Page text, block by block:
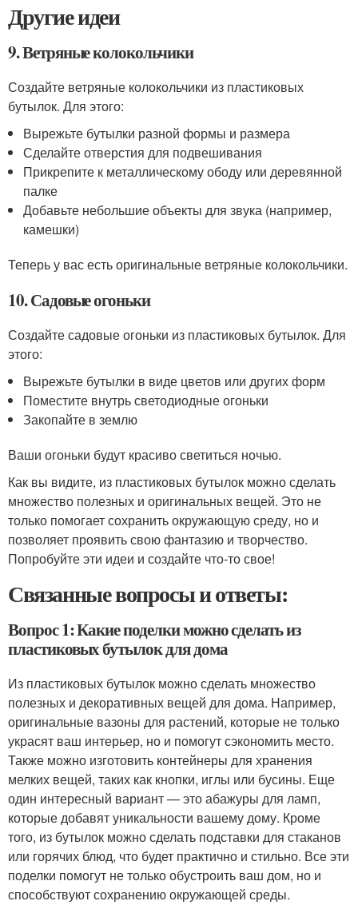
Другие идеи
9. Ветряные колокольчики
Создайте ветряные колокольчики из пластиковых
бутылок. Для этого:
Вырежьте бутылки разной формы и размера
Сделайте отверстия для подвешивания
Прикрепите к металлическому ободу или деревянной
палке
Добавьте небольшие объекты для звука (например,
камешки)
Теперь у вас есть оригинальные ветряные колокольчики.
10. Садовые огоньки
Создайте садовые огоньки из пластиковых бутылок. Для
этого:
Вырежьте бутылки в виде цветов или других форм
Поместите внутрь светодиодные огоньки
Закопайте в землю
Ваши огоньки будут красиво светиться ночью.
Как вы видите, из пластиковых бутылок можно сделать
множество полезных и оригинальных вещей. Это не
только помогает сохранить окружающую среду, но и
позволяет проявить свою фантазию и творчество.
Попробуйте эти идеи и создайте что-то свое!
Связанные вопросы и ответы:
Вопрос 1: Какие поделки можно сделать из
пластиковых бутылок для дома
Из пластиковых бутылок можно сделать множество
полезных и декоративных вещей для дома. Например,
оригинальные вазоны для растений, которые не только
украсят ваш интерьер, но и помогут сэкономить место.
Также можно изготовить контейнеры для хранения
мелких вещей, таких как кнопки, иглы или бусины. Еще
один интересный вариант — это абажуры для ламп,
которые добавят уникальности вашему дому. Кроме
того, из бутылок можно сделать подставки для стаканов
или горячих блюд, что будет практично и стильно. Все эти
поделки помогут не только обустроить ваш дом, но и
способствуют сохранению окружающей среды.